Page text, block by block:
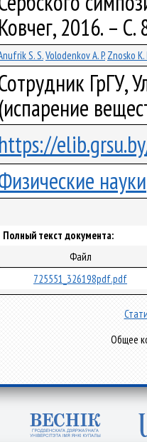
Ковчег, 2016. –
S. S.Volodenkov A. P. Znosko K.
ГрГУ,
(испарение
https://
науки
Полный текст документа:
Файл
725551_326198pdf.pdf
Общее